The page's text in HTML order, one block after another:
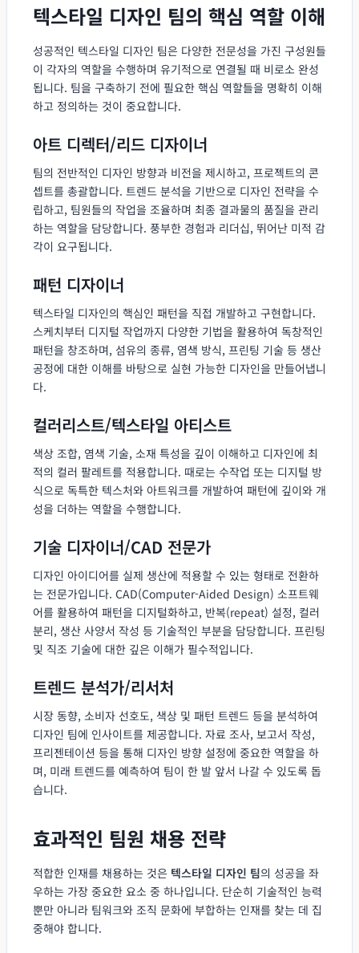
텍스타일 디자인 팀의 핵심 역할 이해
성공적인 텍스타일 디자인 팀은 다양한 전문성을 가진 구성원들
이 각자의 역할을 수행하며 유기적으로 연결될 때 비로소 완성
됩니다. 팀을 구축하기 전에 필요한 핵심 역할들을 명확히 이해
하고 정의하는 것이 중요합니다.
아트 디렉터/리드 디자이너
팀의 전반적인 디자인 방향과 비전을 제시하고, 프로젝트의 콘
셉트를 총괄합니다. 트렌드 분석을 기반으로 디자인 전략을 수
립하고, 팀원들의 작업을 조율하며 최종 결과물의 품질을 관리
하는 역할을 담당합니다. 풍부한 경험과 리더십, 뛰어난 미적 감
각이 요구됩니다.
패턴 디자이너
텍스타일 디자인의 핵심인 패턴을 직접 개발하고 구현합니다.
스케치부터 디지털 작업까지 다양한 기법을 활용하여 독창적인
패턴을 창조하며, 섬유의 종류, 염색 방식, 프린팅 기술 등 생산
공정에 대한 이해를 바탕으로 실현 가능한 디자인을 만들어냅니
다.
컬러리스트/텍스타일 아티스트
색상 조합, 염색 기술, 소재 특성을 깊이 이해하고 디자인에 최
적의 컬러 팔레트를 적용합니다. 때로는 수작업 또는 디지털 방
식으로 독특한 텍스처와 아트워크를 개발하여 패턴에 깊이와 개
성을 더하는 역할을 수행합니다.
기술 디자이너/CAD 전문가
디자인 아이디어를 실제 생산에 적용할 수 있는 형태로 전환하
는 전문가입니다. CAD(Computer-Aided Design) 소프트웨
어를 활용하여 패턴을 디지털화하고, 반복(repeat) 설정, 컬러
분리, 생산 사양서 작성 등 기술적인 부분을 담당합니다. 프린팅
및 직조 기술에 대한 깊은 이해가 필수적입니다.
트렌드 분석가/리서처
시장 동향, 소비자 선호도, 색상 및 패턴 트렌드 등을 분석하여
디자인 팀에 인사이트를 제공합니다. 자료 조사, 보고서 작성,
프리젠테이션 등을 통해 디자인 방향 설정에 중요한 역할을 하
며, 미래 트렌드를 예측하여 팀이 한 발 앞서 나갈 수 있도록 돕
습니다.
효과적인 팀원 채용 전략
적합한 인재를 채용하는 것은 텍스타일 디자인 팀의 성공을 좌
우하는 가장 중요한 요소 중 하나입니다. 단순히 기술적인 능력
뿐만 아니라 팀워크와 조직 문화에 부합하는 인재를 찾는 데 집
중해야 합니다.